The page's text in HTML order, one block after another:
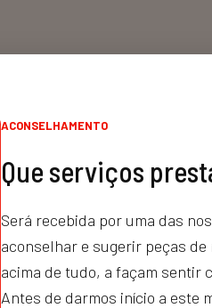
ACONSELHAMENTO
Que serviços
Será recebida por uma das
aconselhar e sugerir peças de
acima de tudo, a façam sentir
Antes de darmos início a este